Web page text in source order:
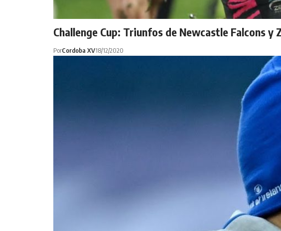
Challenge Cup: Triunfos de Newcastle Falcons y
PorCordoba XV18/12/2020